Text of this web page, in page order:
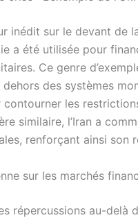
inédit sur le devant de
a été utilisée pour
Ce genre
dehors des systèmes
les
similaire, l’Iran a
renforçant ainsi son
sur les marchés
répercussions au-delà